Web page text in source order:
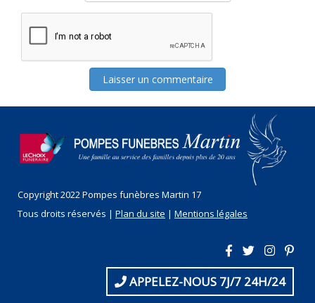
Copyright 2022 Pompes funèbres Martin 17
Tous droits réservés | Plan du site | Mentions légales
APPELEZ-NOUS 7J/7 24H/24